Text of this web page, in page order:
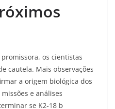
os cientistas
cautela. Mais observações
a origem biológica dos
e análises
se K2-18 b